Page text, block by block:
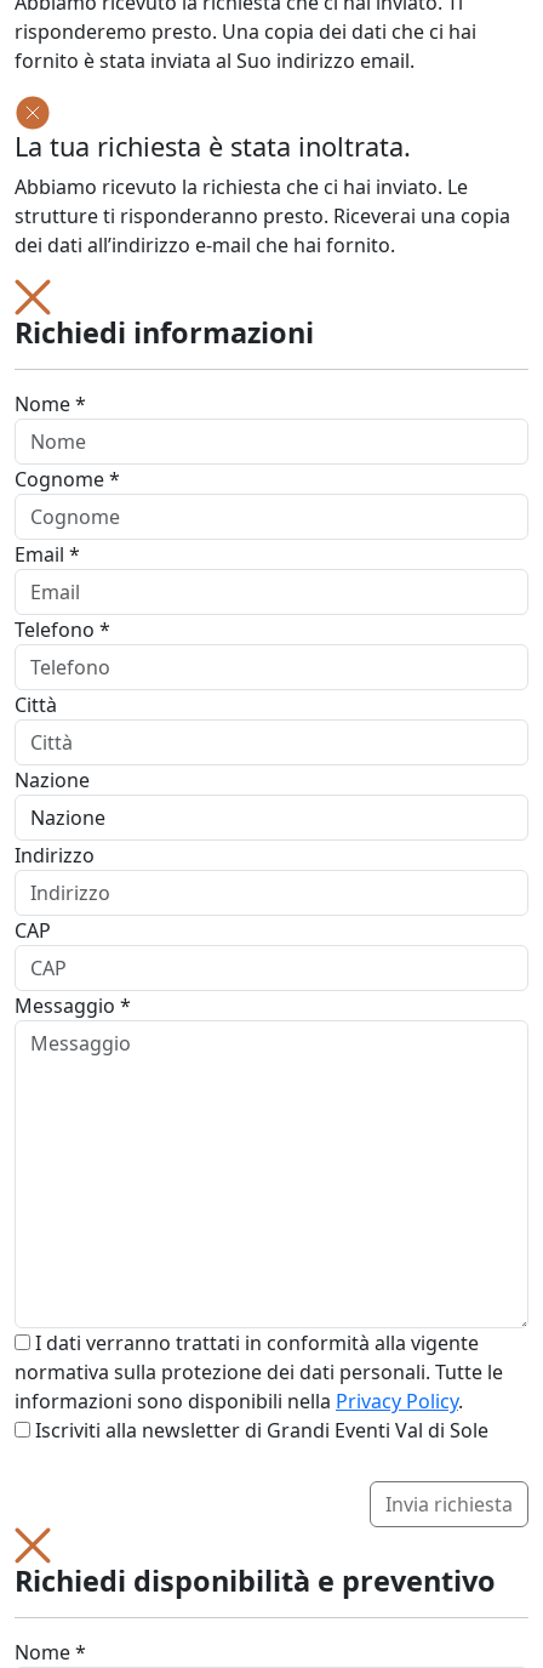
risponderemo presto. Una copia dei dati che ci hai
fornito è stata inviata al Suo indirizzo email.
La tua richiesta è stata inoltrata.
Abbiamo ricevuto la richiesta che ci hai inviato. Le
strutture ti risponderanno presto. Riceverai una copia
dei dati all’indirizzo e-mail che hai fornito.
Richiedi informazioni
Nome *
Cognome *
Email *
Telefono *
Città
Nazione
Indirizzo
CAP
Messaggio *
I dati verranno trattati in conformità alla vigente
normativa sulla protezione dei dati personali. Tutte le
informazioni sono disponibili nella Privacy Policy.
Iscriviti alla newsletter di Grandi Eventi Val di Sole
Invia richiesta
Richiedi disponibilità e preventivo
Nome *